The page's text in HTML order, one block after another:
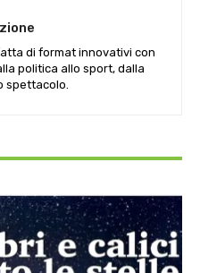
di format innovativi con
politica allo sport, dalla
spettacolo.